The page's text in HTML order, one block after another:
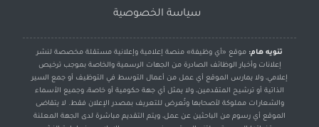
سياسة الخصوصية
تنويه هام: موقع «أي وظيفة» منصة إعلامية وإعلانية مستقلة مخصصة لنشر
إعلانات وأخبار الوظائف الصادرة من الجهات الرسمية والخاصة بموجب ترخيص
إعلامي، ولا يمارس الموقع أي عمل من أعمال التوسط في التوظيف أو جمع السير
الذاتية أو ترشيح المتقدمين، ولا يمثل أي جهة حكومية أو خاصة، وجميع الأسماء
والشعارات مملوكة لأصحابها وتُعرض للتعريف بمصدر الإعلان فقط. لا يتقاضى
الموقع أي رسوم من الباحثين عن عمل، ويتم التقديم مباشرة لدى الجهة المعلنة